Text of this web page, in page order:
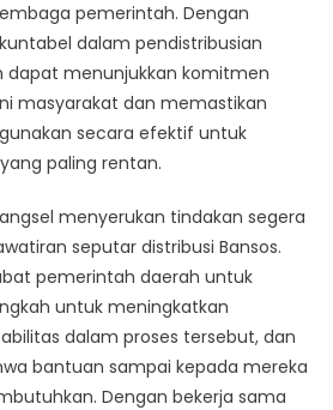
pemerintah. Dengan
dalam pendistribusian
dapat menunjukkan komitmen
masyarakat dan memastikan
secara efektif untuk
paling rentan.
menyerukan tindakan segera
seputar distribusi Bansos.
pemerintah daerah untuk
untuk meningkatkan
dalam proses tersebut, dan
bantuan sampai kepada mereka
Dengan bekerja sama